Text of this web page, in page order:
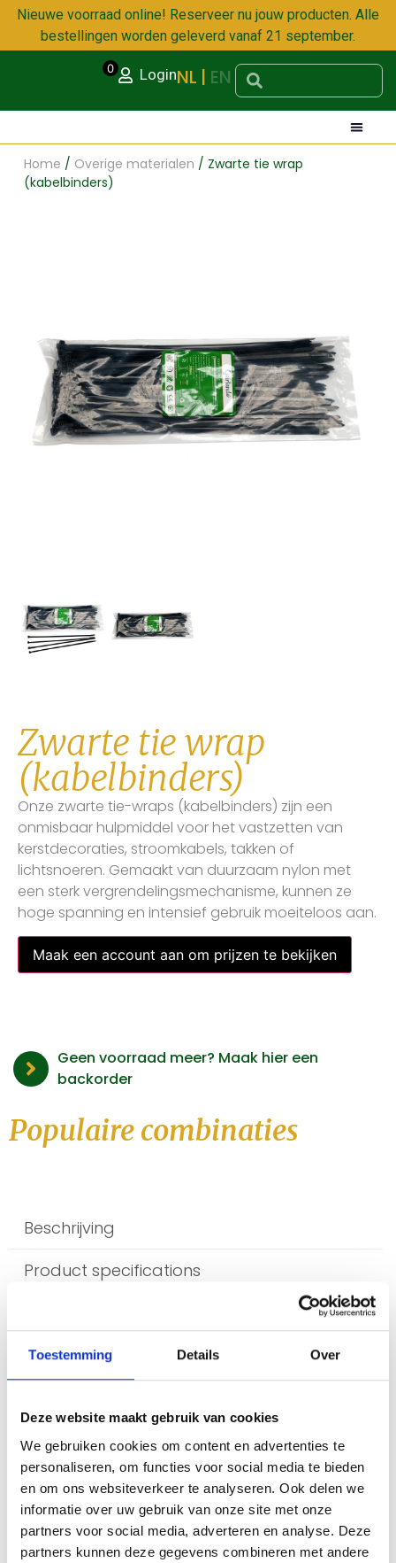
Toestemming Details Over
Deze website maakt gebruik van cookies
We gebruiken cookies om content en advertenties te
personaliseren, om functies voor social media te bieden
en om ons websiteverkeer te analyseren. Ook delen we
informatie over uw gebruik van onze site met onze
partners voor social media, adverteren en analyse. Deze
partners kunnen deze gegevens combineren met andere
Nieuwe voorraad online! Reserveer nu jouw producten. Alle
bestellingen worden geleverd vanaf 21 september.
NL EN
Login
0
Home / Overige materialen / Zwarte tie wrap
(kabelbinders)
Zwarte tie wrap
(kabelbinders)
Onze zwarte tie-wraps (kabelbinders) zijn een
onmisbaar hulpmiddel voor het vastzetten van
kerstdecoraties, stroomkabels, takken of
lichtsnoeren. Gemaakt van duurzaam nylon met
een sterk vergrendelingsmechanisme, kunnen ze
hoge spanning en intensief gebruik moeiteloos aan.
Maak een account aan om prijzen te bekijken
Geen voorraad meer? Maak hier een
backorder
Populaire combinaties
Beschrijving
Product specifications
Beschrijving
Eenmaal vastgezet, kan de tie-wrap
niet meer worden losgemaakt: het
uiteinde vergrendelt permanent
wanneer het door de kop gaat en over
de ribbels schuift. Dit maakt ze ideaal
voor een snelle en stevige montage
van kerstbomen, guirlandes en andere
decoratieve constructies.